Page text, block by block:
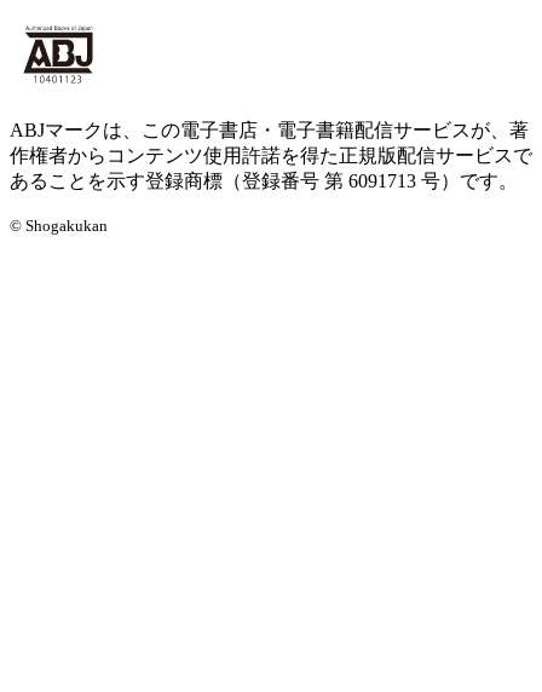
ABJマークは、この電子書店・電子書籍配信サービスが、著
作権者からコンテンツ使用許諾を得た正規版配信サービスで
あることを示す登録商標（登録番号 第 6091713 号）です。
© Shogakukan